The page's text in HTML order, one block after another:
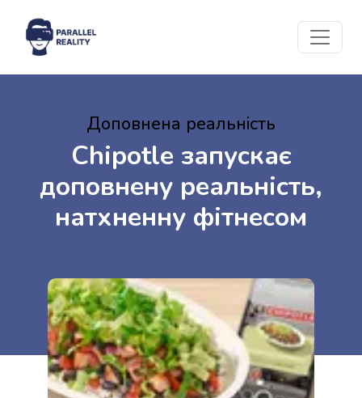
Доповнена реальність
Chipotle запускає
доповнену реальність,
натхненну фітнесом